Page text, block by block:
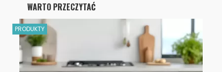
WARTO PRZECZYTAĆ
PRODUKTY